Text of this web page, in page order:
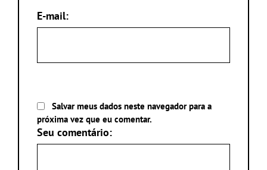
E-mail:
Salvar meus dados neste navegador para a
próxima vez que eu comentar.
Seu comentário: